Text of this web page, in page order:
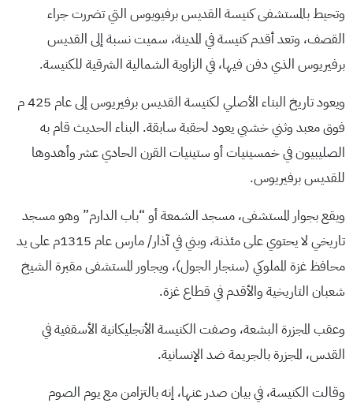
وتحيط بالمستشفى كنيسة القديس برفيويوس التي تضررت جراء
القصف، وتعد أقدم كنيسة في المدينة، سميت نسبة إلى القديس
برفيريوس الذي دفن فيها، في الزاوية الشمالية الشرقية للكنيسة.
ويعود تاريخ البناء الأصلي لكنيسة القديس برفيريوس إلى عام 425 م
فوق معبد وثني خشبي يعود لحقبة سابقة. البناء الحديث قام به
الصليبيون في خمسينيات أو ستينيات القرن الحادي عشر وأهدوها
للقديس برفيريوس.
ويقع بجوار المستشفى، مسجد الشمعة أو “باب الدارم” وهو مسجد
تاريخي لا يحتوي على مئذنة، وبني في آذار/ مارس عام 1315م على يد
محافظ غزة المملوكي (سنجار الجول)، ويجاور المستشفى مقبرة الشيخ
شعبان التاريخية والأقدم في قطاع غزة.
وعقب المجزرة البشعة، وصفت الكنيسة الأنجليكانية الأسقفية في
القدس، المجزرة بالجريمة ضد الإنسانية.
وقالت الكنيسة، في بيان صدر عنها، إنه بالتزامن مع يوم الصوم